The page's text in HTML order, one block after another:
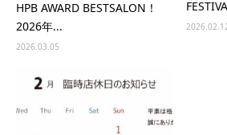
HPB AWARD BESTSALON！
2026年...
2026.03.05